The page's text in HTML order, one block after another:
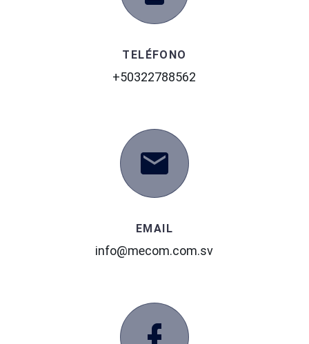
TELÉFONO
+50322788562
EMAIL
info@mecom.com.sv